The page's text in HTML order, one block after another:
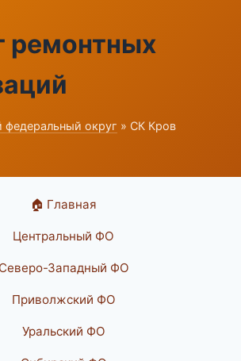
ремонтных
округ » СК Кров
🏠 Главная
Центральный ФО
Северо-Западный ФО
Приволжский ФО
Уральский ФО